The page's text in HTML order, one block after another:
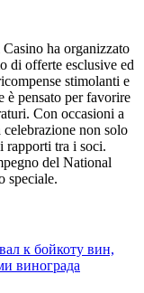
ha organizzato
di offerte esclusive ed
stimolanti e
è pensato per favorire
Con occasioni a
non solo
rapporti tra i soci.
del National
speciale.
к бойкоту вин,
винограда